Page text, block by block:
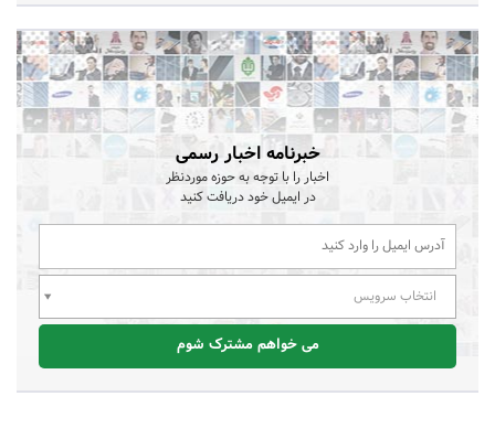
خبرنامه اخبار رسمی
اخبار را با توجه به حوزه موردنظر
در ایمیل خود دریافت کنید
انتخاب سرویس
می خواهم مشترک شوم